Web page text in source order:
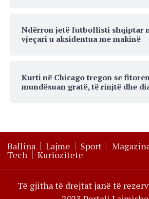
Ndërron jetë futbollisti shqiptar
vjeçari u aksidentua me makinë
Kurti në Chicago tregon se
mundësuan gratë, të rinjtë dhe
Ballina Lajme Sport
Tech Kuriozitete
Të gjitha të drejtat janë të